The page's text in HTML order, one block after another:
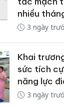
nhiều
3 ngày
Khai
sức tích
năng lực
3 ngày